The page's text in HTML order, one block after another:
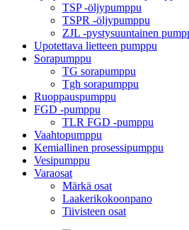
TSP -öljypumppu
TSPR -öljypumppu
ZJL -pystysuuntainen
Upotettava lietteen pumppu
Sorapumppu
TG sorapumppu
Tgh sorapumppu
Ruoppauspumppu
FGD -pumppu
TLR FGD -pumppu
Vaahtopumppu
Kemiallinen prosessipumppu
Vesipumppu
Varaosat
Märkä osat
Laakerikokoonpano
Tiivisteen osat